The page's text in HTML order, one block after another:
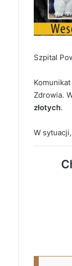
Szpital
Zdrowia.
złotych.
W